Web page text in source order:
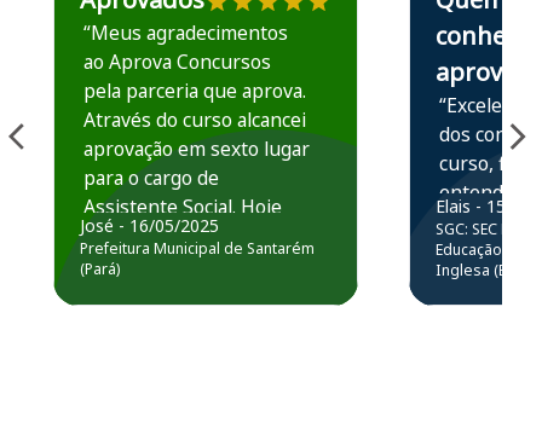
“Meus agradecimentos
ao Aprova Concursos
pela parceria que aprova.
Através do curso alcancei
aprovação em sexto lugar
para o cargo de
Assistente Social. Hoje
estou atuando na
Prefeitura de Santarém.
José - 16/05/2025
Prefeitura Municipal de Santarém
(Pará)
conhece,
aprova
“Excelente
dos
curso,
entender e
prática
resolução
questões.”
Elais - 15/07/
SGC: SEC BA
Educação
Inglesa (Edital